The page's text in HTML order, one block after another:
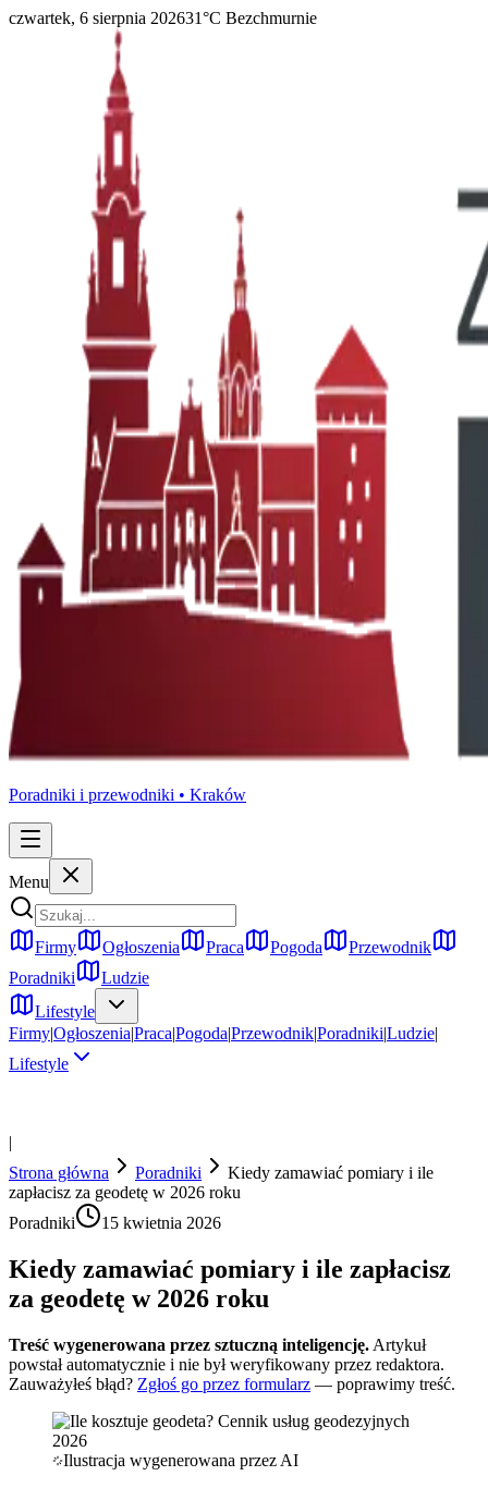
czwartek, 6 sierpnia 202631°C Bezchmurnie
Poradniki i przewodniki • Kraków
Menu
Firmy Ogłoszenia Praca Pogoda
Przewodnik
Poradniki
Ludzie
Lifestyle
Firmy|Ogłoszenia|Praca|Pogoda|Przewodnik|Poradniki|Ludzie|
Lifestyle
|
Strona główna
Poradniki
Kiedy zamawiać pomiary i ile
zapłacisz za geodetę w 2026 roku
Poradniki
15 kwietnia 2026
Kiedy zamawiać pomiary i ile zapłacisz
za geodetę w 2026 roku
Treść wygenerowana przez sztuczną inteligencję. Artykuł
powstał automatycznie i nie był weryfikowany przez redaktora.
Zauważyłeś błąd? Zgłoś go przez formularz — poprawimy treść.
Ilustracja wygenerowana przez AI